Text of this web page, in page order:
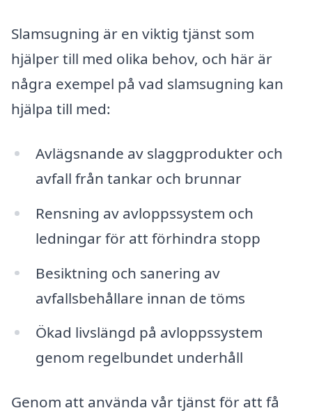
Slamsugning är en viktig tjänst som
hjälper till med olika behov, och här är
några exempel på vad slamsugning kan
hjälpa till med:
Avlägsnande av slaggprodukter och
avfall från tankar och brunnar
Rensning av avloppssystem och
ledningar för att förhindra stopp
Besiktning och sanering av
avfallsbehållare innan de töms
Ökad livslängd på avloppssystem
genom regelbundet underhåll
Genom att använda vår tjänst för att få